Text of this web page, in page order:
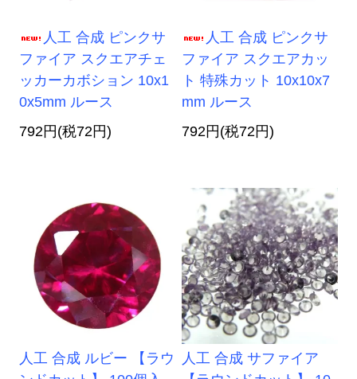
人工 合成 ピンクサ
ファイア スクエアチェ
ッカーカボション 10x1
0x5mm ルース
792円(税72円)
人工 合成 ピンクサ
ファイア スクエアカッ
ト 特殊カット 10x10x7
mm ルース
792円(税72円)
人工 合成 ルビー 【ラウ
人工 合成 サファイア